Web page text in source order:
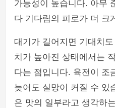
가능성이 높습니다. 아무
다 기다림의 피로가 더 크
대기가 길어지면 기대치
치가 높아진 상태에서는
다는 점입니다. 육전이 조
늦어도 실망이 커질 수 있
은 맛의 일부라고 생각하